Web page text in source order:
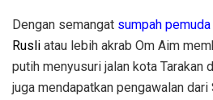
Dengan semangat sumpah pemuda
Rusli atau lebih akrab Om Aim
putih menyusuri jalan kota Tarakan
juga mendapatkan pengawalan